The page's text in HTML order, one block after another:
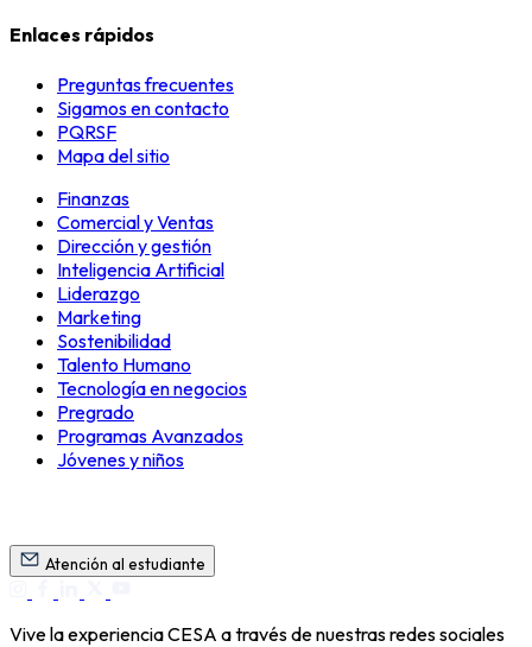
Enlaces rápidos
Preguntas frecuentes
Sigamos en contacto
PQRSF
Mapa del sitio
Finanzas
Comercial y Ventas
Dirección y gestión
Inteligencia Artificial
Liderazgo
Marketing
Sostenibilidad
Talento Humano
Tecnología en negocios
Pregrado
Programas Avanzados
Jóvenes y niños
Atención al estudiante
Vive la experiencia CESA a través de nuestras redes sociales